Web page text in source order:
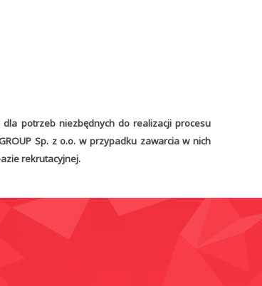
potrzeb niezbędnych do realizacji procesu
Sp. z o.o. w przypadku zawarcia w nich
rekrutacyjnej.